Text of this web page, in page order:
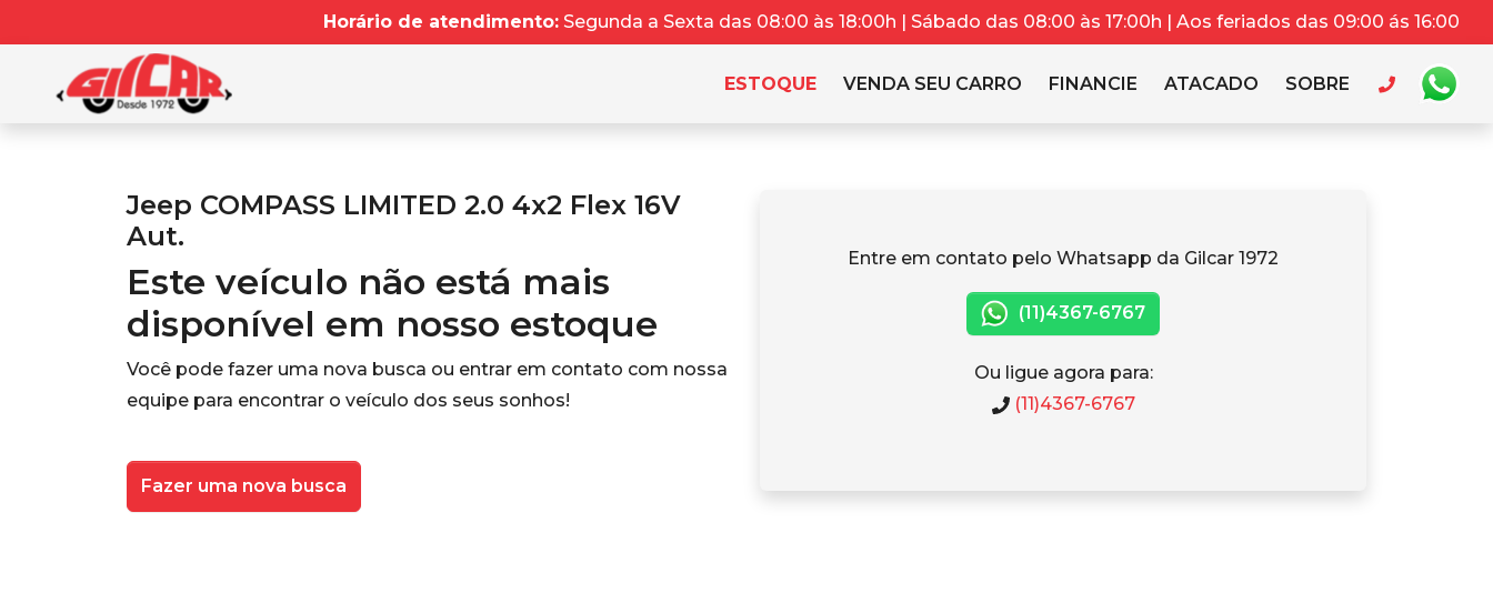
Horário de atendimento: Segunda a Sexta das 08:00 às 18:00h | Sábado das 08:00 às 17:00h | Aos feriados das 09:00 ás 16:00
ESTOQUE VENDA SEU CARRO FINANCIE ATACADO SOBRE
Jeep COMPASS LIMITED 2.0 4x2 Flex 16V
Aut.
Este veículo não está mais
disponível em nosso estoque
Você pode fazer uma nova busca ou entrar em contato com nossa
equipe para encontrar o veículo dos seus sonhos!
Fazer uma nova busca
Entre em contato pelo Whatsapp da Gilcar 1972
(11)4367-6767
Ou ligue agora para:
(11)4367-6767